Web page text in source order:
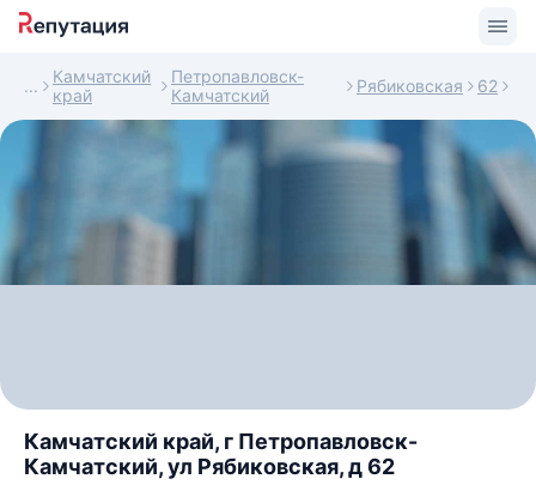
Камчатский
край
Петропавловск-
Камчатский
Рябиковская 62
Камчатский край, г Петропавловск-
Камчатский, ул Рябиковская, д 62